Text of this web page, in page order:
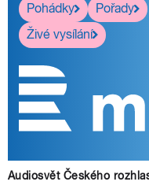
Pohádky
Pořady
Živé vysílání
Audiosvět Českého